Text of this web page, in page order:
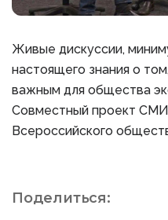
Живые дискуссии,
настоящего знания о
важным для общества
Совместный проект СМИ
Всероссийского
Поделиться: